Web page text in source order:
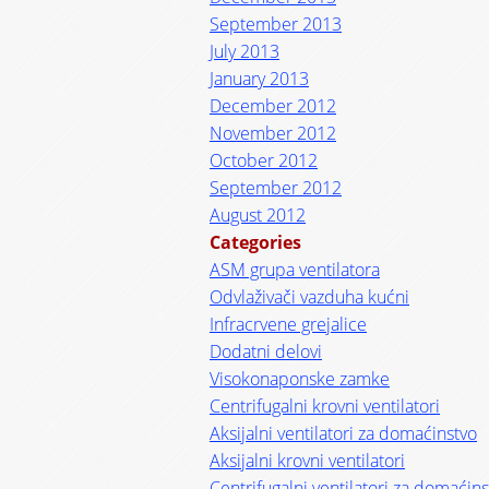
September 2013
July 2013
January 2013
December 2012
November 2012
October 2012
September 2012
August 2012
Categories
ASM grupa ventilatora
Odvlaživači vazduha kućni
Infracrvene grejalice
Dodatni delovi
Visokonaponske zamke
Centrifugalni krovni ventilatori
Aksijalni ventilatori za domaćinstvo
Aksijalni krovni ventilatori